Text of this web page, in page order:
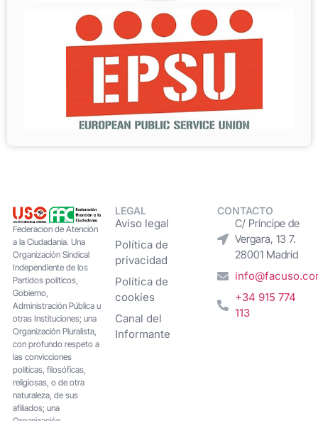
Federacion de Atención
a la Ciudadanía. Una
Organización Sindical
Independiente de los
Partidos políticos,
Gobierno,
Administración Pública u
otras Instituciones; una
Organización Pluralista,
con profundo respeto a
las convicciones
políticas, filosóficas,
religiosas, o de otra
naturaleza, de sus
afiliados; una
LEGAL
Aviso legal
Política de
privacidad
Política de
cookies
Canal del
Informante
CONTACTO
C/ Príncipe de
Vergara, 13 7.
28001 Madrid
+34 915 774
113